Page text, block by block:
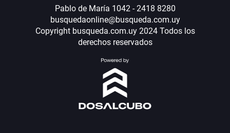
Pablo de María 1042 - 2418 8280
busquedaonline@busqueda.com.uy
Copyright busqueda.com.uy 2024 Todos los
derechos reservados